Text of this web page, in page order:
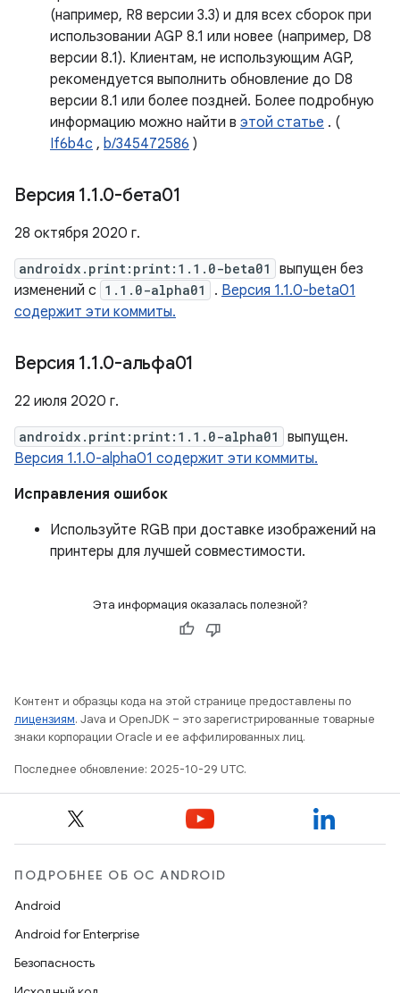
(например, R8 версии 3.3) и для всех сборок при
использовании AGP 8.1 или новее (например, D8
версии 8.1). Клиентам, не использующим AGP,
рекомендуется выполнить обновление до D8
версии 8.1 или более поздней. Более подробную
информацию можно найти в этой статье . (
If6b4c , b/345472586 )
Версия 1.1.0-бета01
28 октября 2020 г.
androidx.print:print:1.1.0-beta01
выпущен без
изменений с 1.1.0-alpha01 . Версия 1.1.0-beta01
содержит эти коммиты.
Версия 1.1.0-альфа01
22 июля 2020 г.
androidx.print:print:1.1.0-alpha01
выпущен.
Версия 1.1.0-alpha01 содержит эти коммиты.
Исправления ошибок
Используйте RGB при доставке изображений на
принтеры для лучшей совместимости.
Эта информация оказалась полезной?
Контент и образцы кода на этой странице предоставлены по
лицензиям. Java и OpenJDK – это зарегистрированные товарные
знаки корпорации Oracle и ее аффилированных лиц.
Последнее обновление: 2025-10-29 UTC.
ПОДРОБНЕЕ ОБ ОС ANDROID
Android
Android for Enterprise
Безопасность